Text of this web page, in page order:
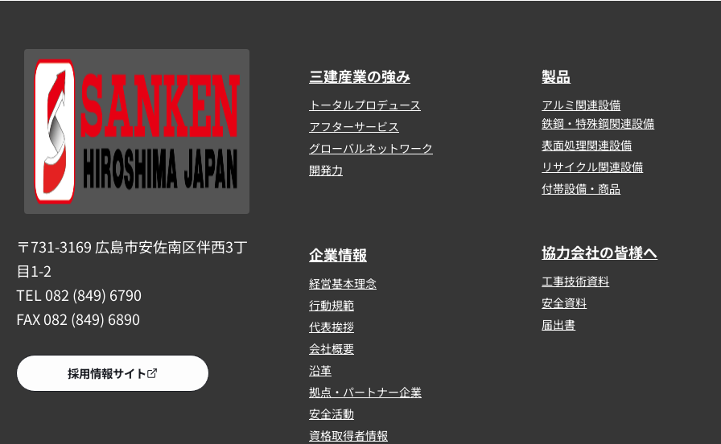
〒731-3169 広島市安佐南区伴西3丁
目1-2
TEL 082 (849) 6790
FAX 082 (849) 6890
採用情報サイト
三建産業の強み
トータルプロデュース
アフターサービス
グローバルネットワーク
開発力
企業情報
経営基本理念
行動規範
代表挨拶
会社概要
沿革
拠点・パートナー企業
安全活動
資格取得者情報
製品
アルミ関連設備
鉄鋼・特殊鋼関連設備
表面処理関連設備
リサイクル関連設備
付帯設備・商品
協力会社の皆様へ
工事技術資料
安全資料
届出書